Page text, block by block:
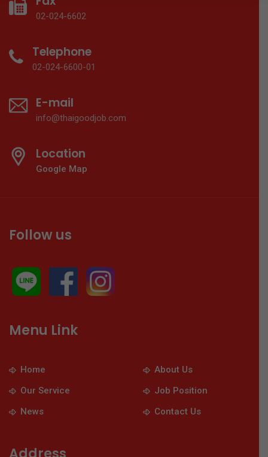
02-024-6602
Telephone
02-024-6600-01
E-mail
info@thaigoodjob.com
Location
Google Map
Follow us
Menu Link
Home
About Us
Our Service
Job Position
News
Contact Us